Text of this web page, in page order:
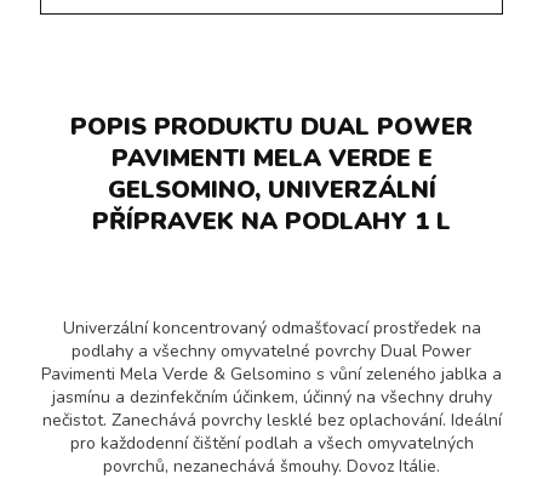
POPIS PRODUKTU DUAL POWER
PAVIMENTI MELA VERDE E
GELSOMINO, UNIVERZÁLNÍ
PŘÍPRAVEK NA PODLAHY 1 L
Univerzální koncentrovaný odmašťovací prostředek na
podlahy a všechny omyvatelné povrchy Dual Power
Pavimenti Mela Verde & Gelsomino s vůní zeleného jablka a
jasmínu a dezinfekčním účinkem, účinný na všechny druhy
nečistot. Zanechává povrchy lesklé bez oplachování. Ideální
pro každodenní čištění podlah a všech omyvatelných
povrchů, nezanechává šmouhy. Dovoz Itálie.